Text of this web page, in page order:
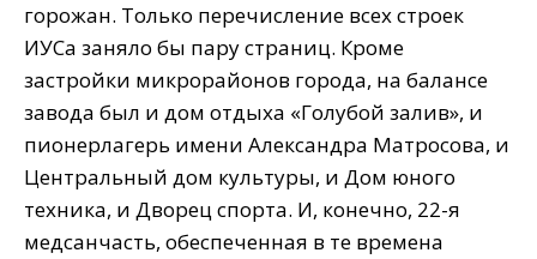
горожан. Только перечисление всех строек
ИУСа заняло бы пару страниц. Кроме
застройки микрорайонов города, на балансе
завода был и дом отдыха «Голубой залив», и
пионерлагерь имени Александра Матросова, и
Центральный дом культуры, и Дом юного
техника, и Дворец спорта. И, конечно, 22-я
медсанчасть, обеспеченная в те времена